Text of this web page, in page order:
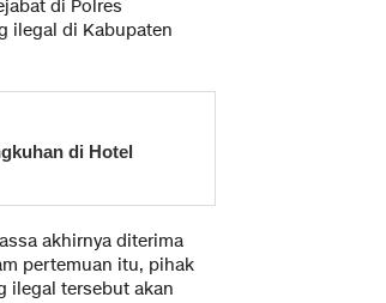
di Polres
ilegal di Kabupaten
di Hotel
akhirnya diterima
pertemuan itu, pihak
ilegal tersebut akan